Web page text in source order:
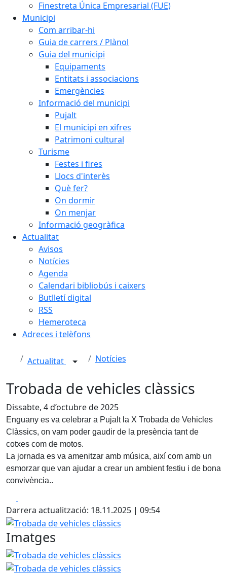
Finestreta Única Empresarial (FUE)
Municipi
Com arribar-hi
Guia de carrers / Plànol
Guia del municipi
Equipaments
Entitats i associacions
Emergències
Informació del municipi
Pujalt
El municipi en xifres
Patrimoni cultural
Turisme
Festes i fires
Llocs d'interès
Què fer?
On dormir
On menjar
Informació geogràfica
Actualitat
Avisos
Notícies
Agenda
Calendari bibliobús i caixers
Butlletí digital
RSS
Hemeroteca
Adreces i telèfons
Actualitat Notícies
Trobada de vehicles clàssics
Dissabte, 4 d’octubre de 2025
Enguany es va celebrar a Pujalt la X Trobada de Vehicles
Clàssics, on vam poder gaudir de la presència tant de
cotxes com de motos.
La jornada es va amenitzar amb música, així com amb un
esmorzar que van ajudar a crear un ambient festiu i de bona
convivència..
Darrera actualització: 18.11.2025 | 09:54
Trobada de vehicles clàssics
Imatges
Trobada de vehicles clàssics